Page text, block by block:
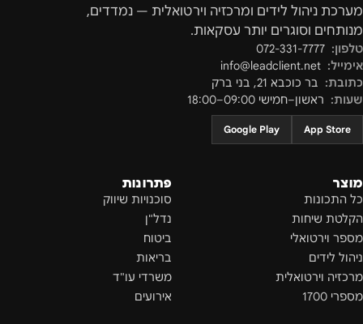
מערכת ניהול לידים ומרכזיה וירטואלית — נמדדים,
מנותחים וסוגרים יותר עסקאות.
טלפון: 072-331-7777
אימייל: info@leadclient.net
כתובת: בר כוכבא 21 , בני ברק
שעות: ראשון–חמישי 09:00–18:00
App Store
Google Play
מוצר
כל התכונות
הקלטת שיחות
מספר וירטואלי
ניהול לידים
מרכזיה וירטואלית
מספרי 1700
פתרונות
סוכנויות שיווק
נדל"ן
ביטוח
בריאות
משרדי עו"ד
אירועים